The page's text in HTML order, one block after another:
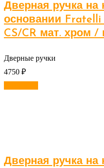
Дверная ручка на
основании Fratelli
CS/CR мат. хром /
Дверные ручки
4750 ₽
Дверная ручка на